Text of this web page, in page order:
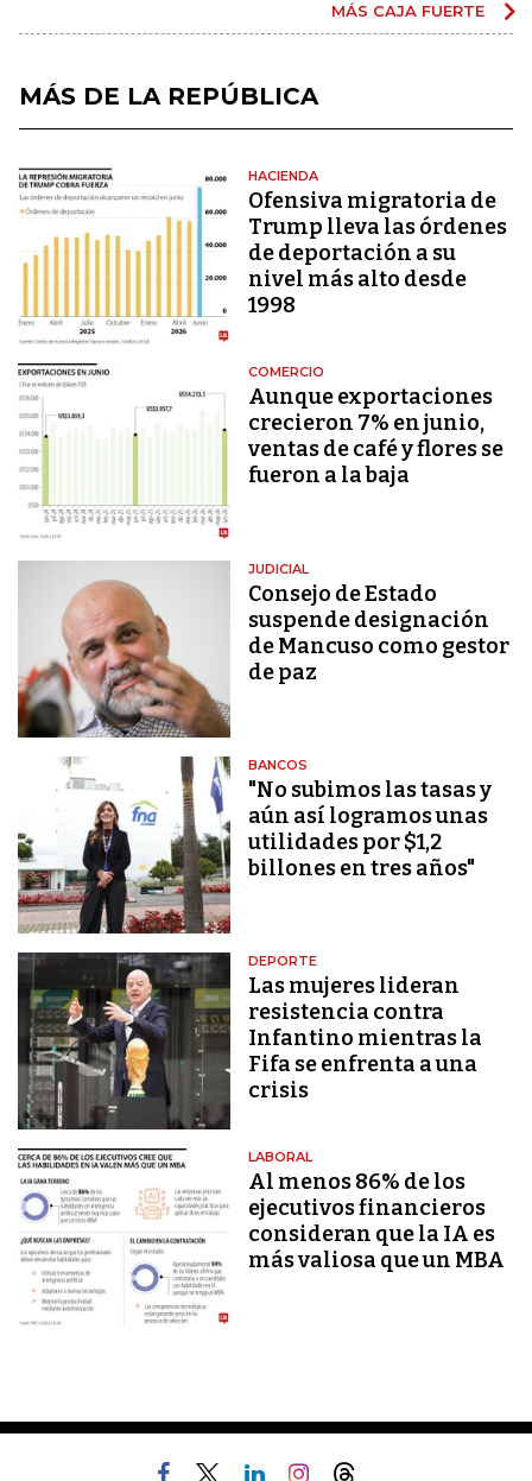
MÁS CAJA FUERTE
MÁS DE LA REPÚBLICA
HACIENDA
Ofensiva migratoria de
Trump lleva las órdenes
de deportación a su
nivel más alto desde
1998
COMERCIO
Aunque exportaciones
crecieron 7% en junio,
ventas de café y flores se
fueron a la baja
JUDICIAL
Consejo de Estado
suspende designación
de Mancuso como gestor
de paz
BANCOS
"No subimos las tasas y
aún así logramos unas
utilidades por $1,2
billones en tres años"
DEPORTE
Las mujeres lideran
resistencia contra
Infantino mientras la
Fifa se enfrenta a una
crisis
LABORAL
Al menos 86% de los
ejecutivos financieros
consideran que la IA es
más valiosa que un MBA